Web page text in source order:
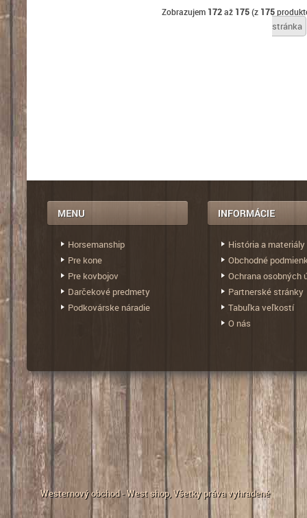
Zobrazujem 172až 175(z 175
stránka
Horsemanship
Pre kone
Pre kovbojov
Darčekové predmety
Podkovárske náradie
História a materiály
Obchodné
Ochrana osobných
Partnerské stránky
Tabuľka veľkostí
O nás
Westernový obchod - West shop, Všetky práva vyhradené